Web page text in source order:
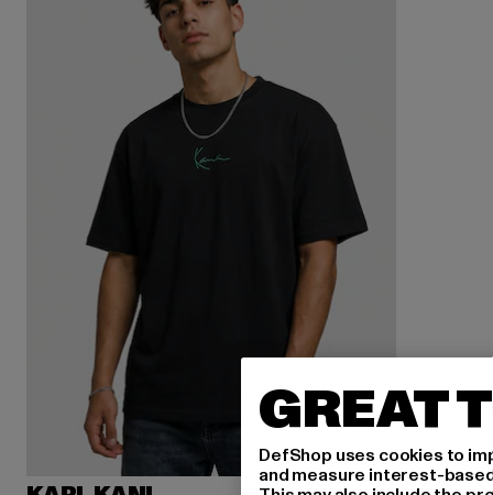
GREAT
DefShop uses cookies to
and measure interest-